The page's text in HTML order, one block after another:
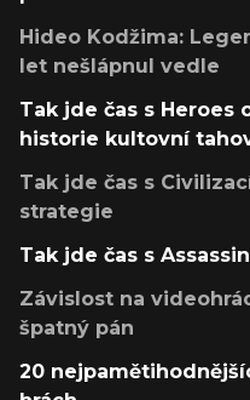
Hideo Kodžima:
let nešlápnul vedle
Tak jde čas s Heroes
historie kultovní
Tak jde čas s
strategie
Tak jde čas s
Závislost na
špatný pán
20